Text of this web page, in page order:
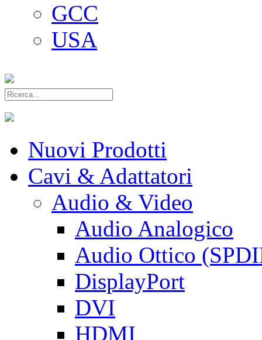
GCC
USA
Nuovi Prodotti
Cavi & Adattatori
Audio & Video
Audio Analogico
Audio Ottico
DisplayPort
DVI
HDMI